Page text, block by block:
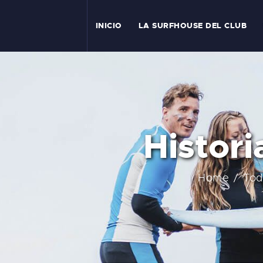
INICIO LA SURFHOUSE DEL CLUB
Home